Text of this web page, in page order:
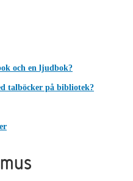
och en ljudbok?
talböcker på bibliotek?